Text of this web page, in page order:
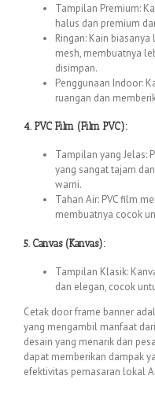
Tampilan Premium:
halus dan premium
Ringan: Kain
mesh, membuatnya
disimpan.
Penggunaan Indoor:
ruangan dan
4. PVC Film (Film PVC):
Tampilan yang Jelas:
yang sangat tajam
warni.
Tahan Air: PVC film
membuatnya cocok
5. Canvas (Kanvas):
Tampilan Klasik:
dan elegan, cocok
Cetak door frame banner
yang mengambil manfaat
desain yang menarik dan
dapat memberikan dampak
efektivitas pemasaran lokal